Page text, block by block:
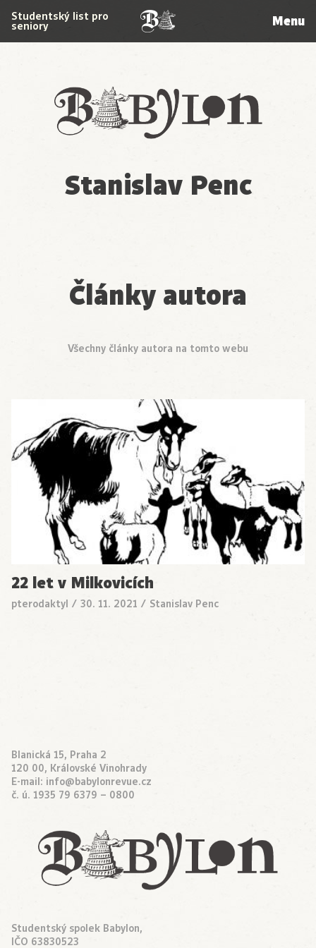
Babylon
Studentský list pro
seniory Menu
Stanislav Penc
Články autora
Všechny články autora na tomto webu
22 let v Milkovicích
pterodaktyl / 30. 11. 2021 / Stanislav Penc
Blanická 15, Praha 2
120 00, Královské Vinohrady
E-mail: info@babylonrevue.cz
č. ú. 1935 79 6379 – 0800
Studentský spolek Babylon,
IČO 63830523